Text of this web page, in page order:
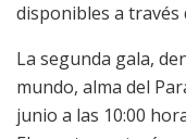
disponibles a
La segunda gala,
mundo, alma del
junio a las 10:00